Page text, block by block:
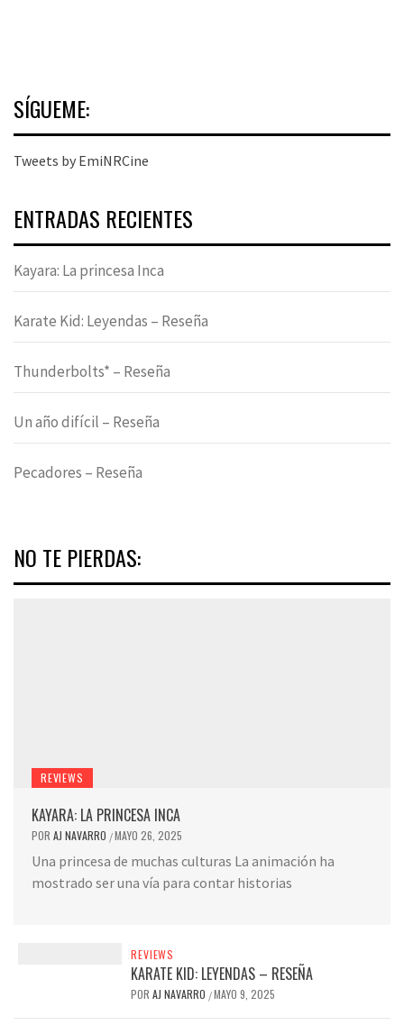
SÍGUEME:
Tweets by EmiNRCine
ENTRADAS RECIENTES
Kayara: La princesa Inca
Karate Kid: Leyendas – Reseña
Thunderbolts* – Reseña
Un año difícil – Reseña
Pecadores – Reseña
NO TE PIERDAS:
REVIEWS
KAYARA: LA PRINCESA INCA
POR AJ NAVARRO /MAYO 26, 2025
Una princesa de muchas culturas La animación ha
mostrado ser una vía para contar historias
REVIEWS
KARATE KID: LEYENDAS – RESEÑA
POR AJ NAVARRO /MAYO 9, 2025